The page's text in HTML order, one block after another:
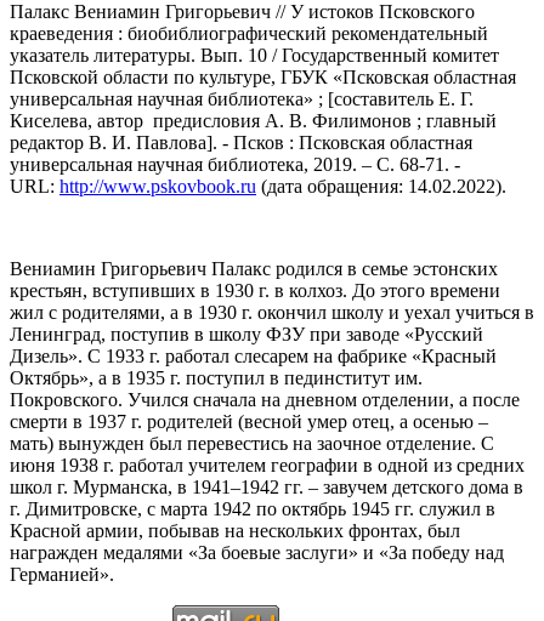
Палакс Вениамин Григорьевич // У истоков Псковского
краеведения : биобиблиографический рекомендательный
указатель литературы. Вып. 10 / Государственный комитет
Псковской области по культуре, ГБУК «Псковская областная
универсальная научная библиотека» ; [составитель Е. Г.
Киселева, автор предисловия А. В. Филимонов ; главный
редактор В. И. Павлова]. - Псков : Псковская областная
универсальная научная библиотека, 2019. – С. 68-71. -
URL: http://www.pskovbook.ru (дата обращения: 14.02.2022).
Вениамин Григорьевич Палакс родился в семье эстонских
крестьян, вступивших в 1930 г. в колхоз. До этого времени
жил с родителями, а в 1930 г. окончил школу и уехал учиться в
Ленинград, поступив в школу ФЗУ при заводе «Русский
Дизель». С 1933 г. работал слесарем на фабрике «Красный
Октябрь», а в 1935 г. поступил в пединститут им.
Покровского. Учился сначала на дневном отделении, а после
смерти в 1937 г. родителей (весной умер отец, а осенью –
мать) вынужден был перевестись на заочное отделение. С
июня 1938 г. работал учителем географии в одной из средних
школ г. Мурманска, в 1941–1942 гг. – завучем детского дома в
г. Димитровске, с марта 1942 по октябрь 1945 гг. служил в
Красной армии, побывав на нескольких фронтах, был
награжден медалями «За боевые заслуги» и «За победу над
Германией».